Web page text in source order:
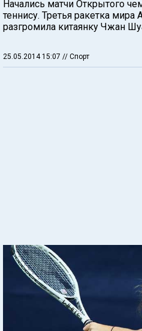
Начались матчи Открытого
теннису. Третья ракетка
разгромила китаянку Чжан
25.05.2014 15:07 // Спорт